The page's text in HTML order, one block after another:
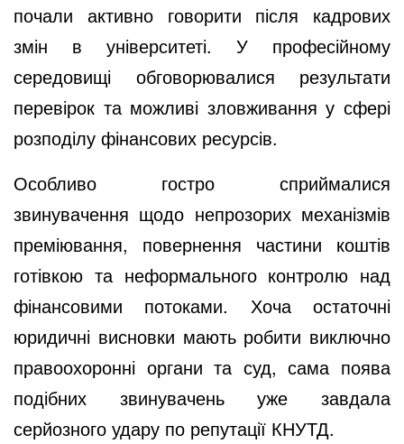
почали активно говорити після кадрових
змін в університеті. У професійному
середовищі обговорювалися результати
перевірок та можливі зловживання у сфері
розподілу фінансових ресурсів.
Особливо гостро сприймалися
звинувачення щодо непрозорих механізмів
преміювання, повернення частини коштів
готівкою та неформального контролю над
фінансовими потоками. Хоча остаточні
юридичні висновки мають робити виключно
правоохоронні органи та суд, сама поява
подібних звинувачень уже завдала
серйозного удару по репутації КНУТД.